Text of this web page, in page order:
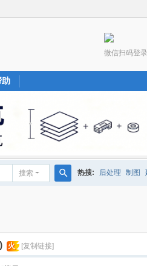
微信扫码登录
助
搜索 热搜: 后处理 制图
火 [复制链接]